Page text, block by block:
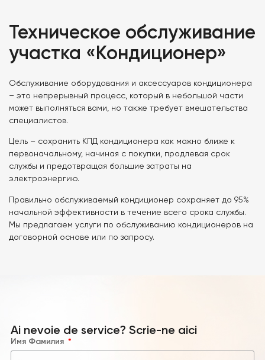
Техническое обслуживание
участка «Кондиционер»
Обслуживание оборудования и аксессуаров кондиционера
– это непрерывный процесс, который в небольшой части
может выполняться вами, но также требует вмешательства
специалистов.
Цель – сохранить КПД кондиционера как можно ближе к
первоначальному, начиная с покупки, продлевая срок
службы и предотвращая большие затраты на
электроэнергию.
Правильно обслуживаемый кондиционер сохраняет до 95%
начальной эффективности в течение всего срока службы.
Мы предлагаем услуги по обслуживанию кондиционеров на
договорной основе или по запросу.
Ai nevoie de service? Scrie-ne aici
Имя Фамилия